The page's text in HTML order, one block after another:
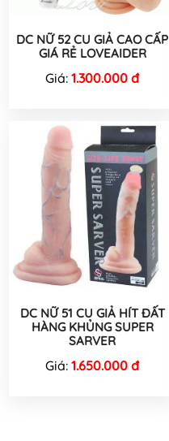
DC NỮ 52 CU GIẢ CAO CẤP
GIÁ RẺ LOVEAIDER
Giá: 1.300.000 đ
DC NỮ 51 CU GIẢ HÍT ĐẤT
HÀNG KHỦNG SUPER
SARVER
Giá: 1.650.000 đ